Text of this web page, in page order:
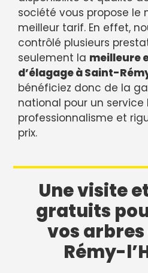
société vous propose le
meilleur tarif. En effet,
contrôlé plusieurs
seulement la meilleure
d’élagage à Saint-
bénéficiez donc de la
national pour un
professionnalisme et
prix.
Une visite
gratuits
vos
Rémy-